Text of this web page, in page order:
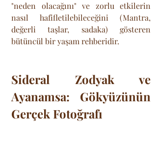
"neden olacağını" ve zorlu etkilerin
nasıl hafifletilebileceğini (Mantra,
değerli taşlar, sadaka) gösteren
bütüncül bir yaşam rehberidir.
Sideral Zodyak ve
Ayanamsa: Gökyüzünün
Gerçek Fotoğrafı